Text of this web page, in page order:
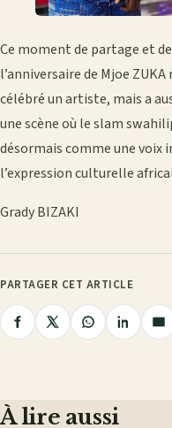
Ce moment de partage et
l’anniversaire de Mjoe ZUKA
célébré un artiste, mais a
une scène où le slam
désormais comme une voix
l’expression culturelle
Grady BIZAKI
PARTAGER CET ARTICLE
PartagerPartagerPartager
À lire aussi